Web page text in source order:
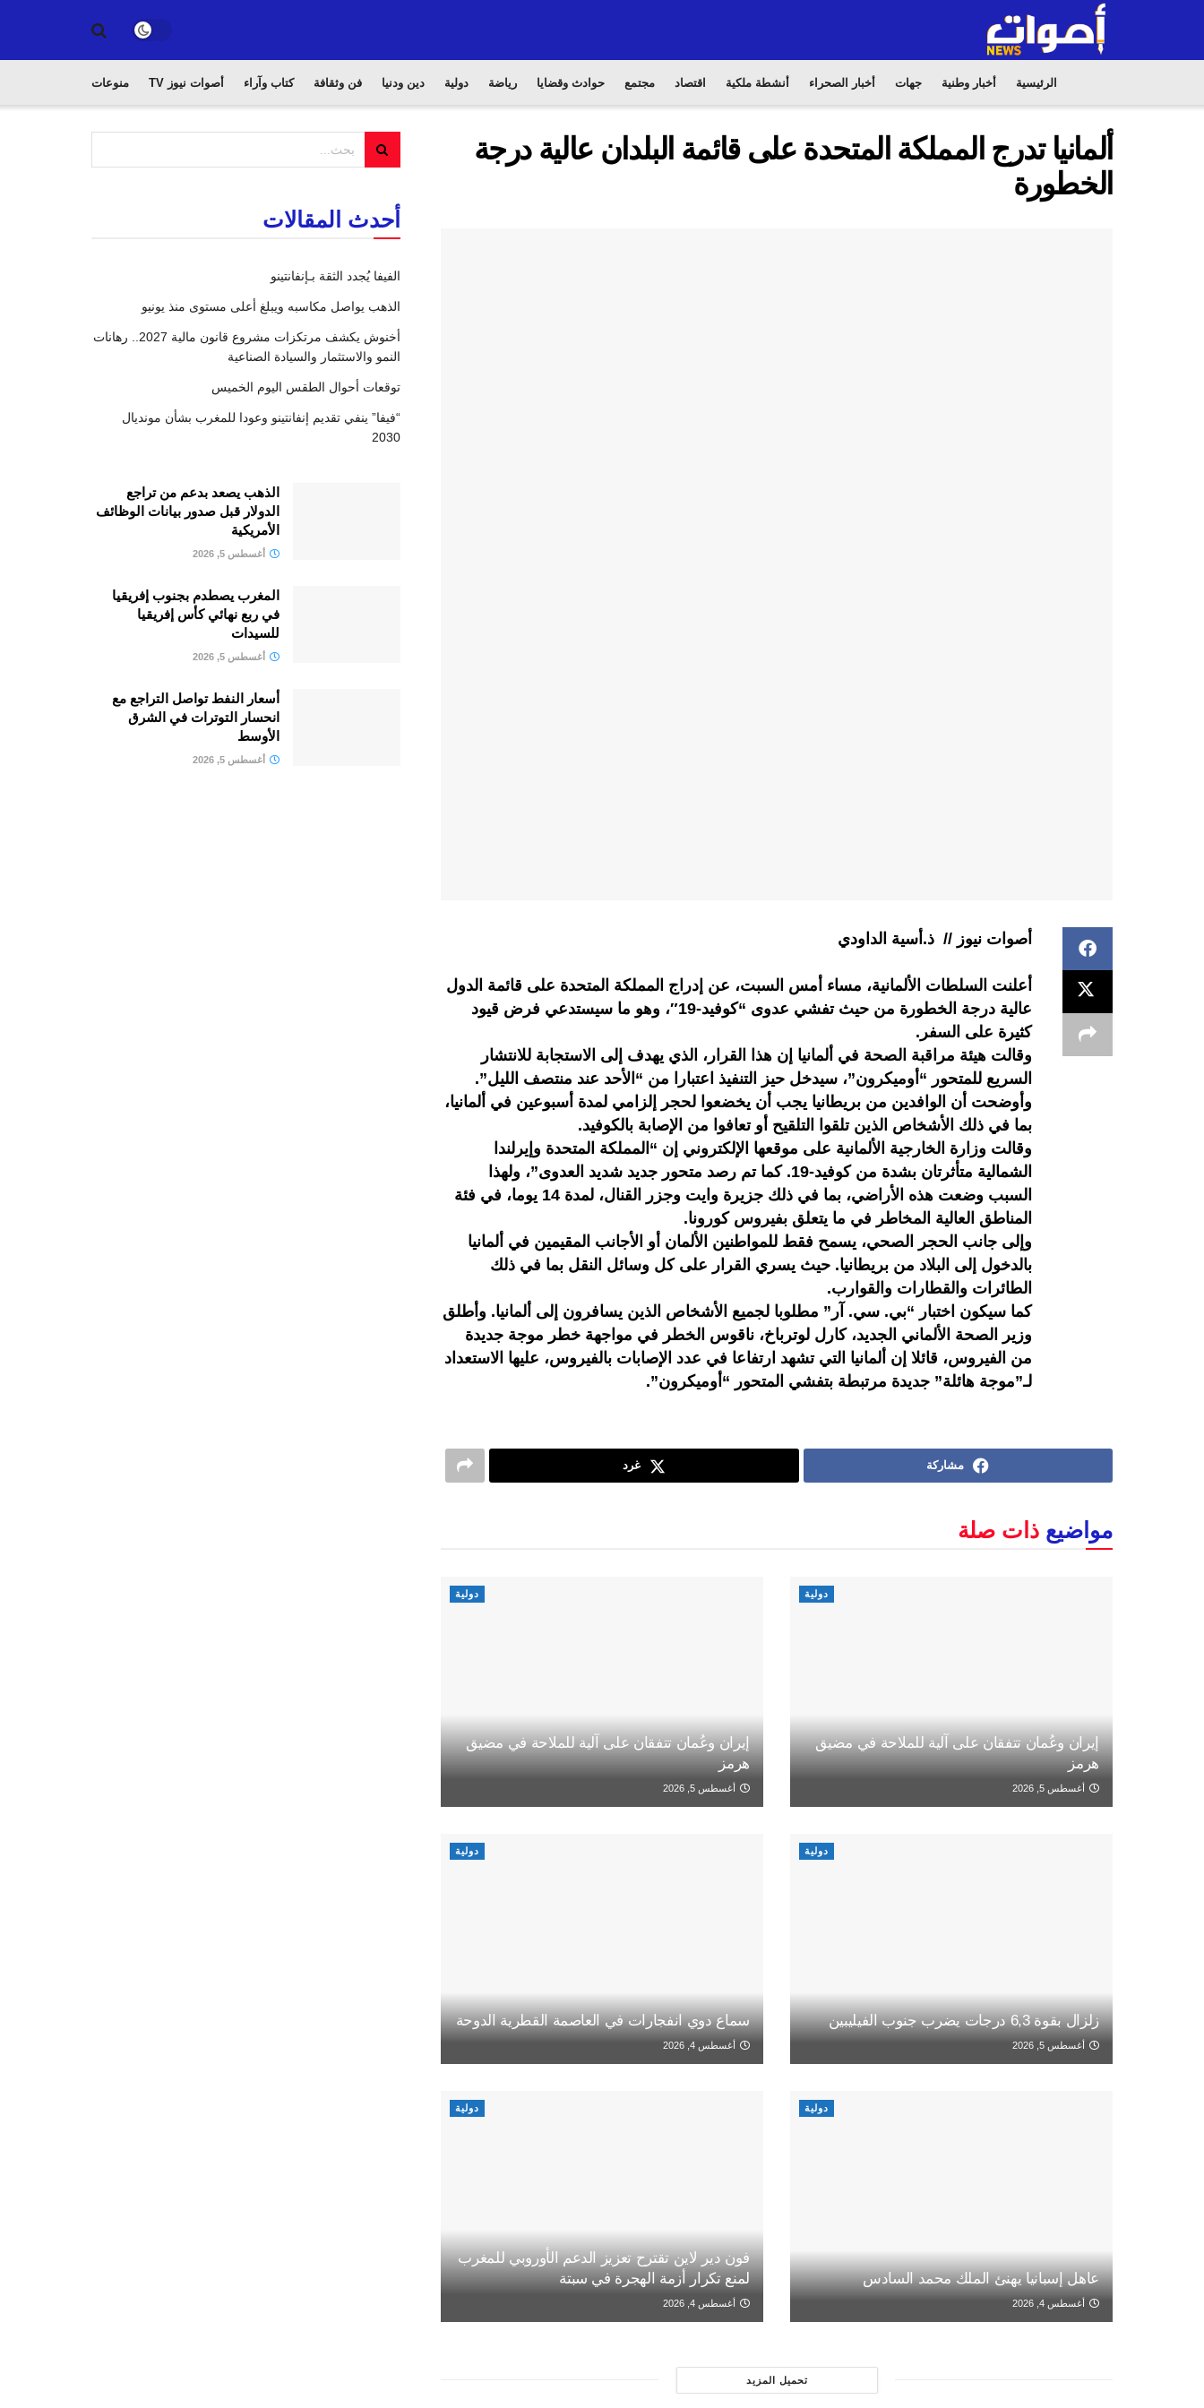
الرئيسية أخبار وطنية جهات أخبار الصحراء أنشطة ملكية اقتصاد مجتمع حوادث وقضايا رياضة دولية دين ودنيا فن وثقافة كتاب وآراء أصوات نيوز TV منوعات
ألمانيا تدرج المملكة المتحدة على قائمة البلدان عالية درجة
الخطورة
أصوات نيوز // ذ.أسية الداودي
أعلنت السلطات الألمانية، مساء أمس السبت، عن إدراج المملكة المتحدة على قائمة الدول
عالية درجة الخطورة من حيث تفشي عدوى “كوفيد-19″، وهو ما سيستدعي فرض قيود
كثيرة على السفر.
وقالت هيئة مراقبة الصحة في ألمانيا إن هذا القرار، الذي يهدف إلى الاستجابة للانتشار
السريع للمتحور “أوميكرون”، سيدخل حيز التنفيذ اعتبارا من “الأحد عند منتصف الليل”.
وأوضحت أن الوافدين من بريطانيا يجب أن يخضعوا لحجر إلزامي لمدة أسبوعين في ألمانيا،
بما في ذلك الأشخاص الذين تلقوا التلقيح أو تعافوا من الإصابة بالكوفيد.
وقالت وزارة الخارجية الألمانية على موقعها الإلكتروني إن “المملكة المتحدة وإيرلندا
الشمالية متأثرتان بشدة من كوفيد-19. كما تم رصد متحور جديد شديد العدوى”، ولهذا
السبب وضعت هذه الأراضي، بما في ذلك جزيرة وايت وجزر القنال، لمدة 14 يوما، في فئة
المناطق العالية المخاطر في ما يتعلق بفيروس كورونا.
وإلى جانب الحجر الصحي، يسمح فقط للمواطنين الألمان أو الأجانب المقيمين في ألمانيا
بالدخول إلى البلاد من بريطانيا. حيث يسري القرار على كل وسائل النقل بما في ذلك
الطائرات والقطارات والقوارب.
كما سيكون اختبار “بي. سي. آر” مطلوبا لجميع الأشخاص الذين يسافرون إلى ألمانيا. وأطلق
وزير الصحة الألماني الجديد، كارل لوترباخ، ناقوس الخطر في مواجهة خطر موجة جديدة
من الفيروس، قائلا إن ألمانيا التي تشهد ارتفاعا في عدد الإصابات بالفيروس، عليها الاستعداد
لـ”موجة هائلة” جديدة مرتبطة بتفشي المتحور “أوميكرون”.
مشاركة غرد
مواضيع ذات صلة
دولية
إيران وعُمان تتفقان على آلية للملاحة في مضيق
هرمز
أغسطس 5, 2026
دولية
إيران وعُمان تتفقان على آلية للملاحة في مضيق
هرمز
أغسطس 5, 2026
دولية
زلزال بقوة 6,3 درجات يضرب جنوب الفيليبين
أغسطس 5, 2026
دولية
سماع دوي انفجارات في العاصمة القطرية الدوحة
أغسطس 4, 2026
دولية
عاهل إسبانيا يهنئ الملك محمد السادس
أغسطس 4, 2026
دولية
فون دير لاين تقترح تعزيز الدعم الأوروبي للمغرب
لمنع تكرار أزمة الهجرة في سبتة
أغسطس 4, 2026
تحميل المزيد
أحدث المقالات
الفيفا يُجدد الثقة بـإنفانتينو
الذهب يواصل مكاسبه ويبلغ أعلى مستوى منذ يونيو
أخنوش يكشف مرتكزات مشروع قانون مالية 2027.. رهانات
النمو والاستثمار والسيادة الصناعية
توقعات أحوال الطقس اليوم الخميس
“فيفا” ينفي تقديم إنفانتينو وعودا للمغرب بشأن مونديال
2030
الذهب يصعد بدعم من تراجع
الدولار قبل صدور بيانات الوظائف
الأمريكية
أغسطس 5, 2026
المغرب يصطدم بجنوب إفريقيا
في ربع نهائي كأس إفريقيا
للسيدات
أغسطس 5, 2026
أسعار النفط تواصل التراجع مع
انحسار التوترات في الشرق
الأوسط
أغسطس 5, 2026